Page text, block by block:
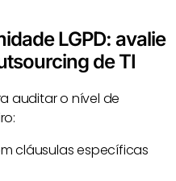
LGPD: avalie
de TI
auditar o nível de
cláusulas específicas